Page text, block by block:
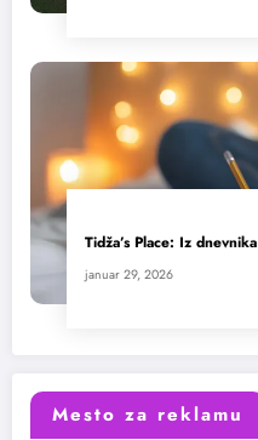
Tidža’s Place: Iz dnevnika
januar 29, 2026
Mesto za reklamu